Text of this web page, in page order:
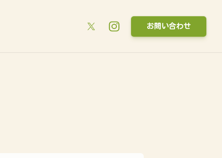
お問い合わせ